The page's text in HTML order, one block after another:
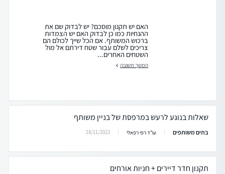
האם יש תקנון מוסכם? יש לבדוק שם את
ההנחיות כמו כן לבדוק האם יש הצמדות
ברכוש המשותף. אם הכל שייך לכולם הם
צריכים לשלם עבור שטח דירתם אל מול
השטחים האחרים...
המשך תשובה
שאלות בנוגע לרעש במרפסת של בניין משותף
בתים משותפים עו"ד רפי רפאלי 18/11/2023
תקנון חדר דיירים + חניות אורחים